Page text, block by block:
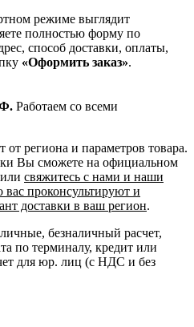
режиме выглядит
полностью форму по
способ доставки, оплаты,
«Оформить заказ».
Работаем со всеми
от региона и параметров товара.
Вы сможете на официальном
свяжитесь с нами и наши
проконсультируют и
доставки в ваш регион.
безналичный расчет,
по терминалу, кредит или
для юр. лиц (с НДС и без